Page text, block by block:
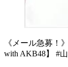
《メール急募！
with AKB48】 #